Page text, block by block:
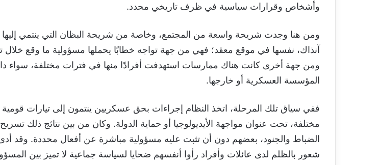
وأشخاص وقرارات سياسية في ظرف تاريخي محدد.
ومن هنا وجدت شريحة واسعة من المجتمع، وخاصة من شريحة البظان التي ينتمي إليها
آنذاك، نفسها في موقع معقد؛ فهي من جهة تواجه خطابًا يحملها مسؤولية ما وقع خلال
ومن جهة أخرى كانت هناك ممارسات استهدفت أفرادًا منها في فترات مختلفة، سواء
المؤسسة العسكرية أو خارجها.
ففي سياق تلك المرحلة، اتخذ النظام إجراءات بحق عسكريين ينتمون إلى تيارات
مختلفة، تحت عنوان مواجهة الأيديولوجيا أو حماية الدولة. وكان من بين نتائج ذلك
الضباط والجنود، بعضهم دون أن تثبت عليه مسؤولية مباشرة عن أفعال محددة. وقد
شعور بالظلم لدى عائلات وأفراد رأوا أنفسهم ضحايا لسياسة جماعية لا تميز بين